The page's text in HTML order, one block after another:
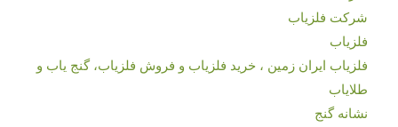
شرکت فلزیاب
فلزیاب
فلزیاب ایران زمین ، خرید فلزیاب و فروش فلزیاب، گنج یاب و
طلایاب
نشانه گنج